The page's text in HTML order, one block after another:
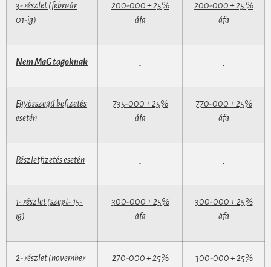
3- részlet (február
01-ig)
200-000 + 25%
áfa
200-000 + 25 %
áfa
Nem MaG tagoknak
Egyösszegű befizetés
esetén
735-000 + 25%
áfa
770-000 + 25%
áfa
Részletfizetés esetén
1- részlet (szept- 15-
ig)
300-000 + 25%
áfa
300-000 + 25%
áfa
2- részlet (november
270-000 + 25%
300-000 + 25%